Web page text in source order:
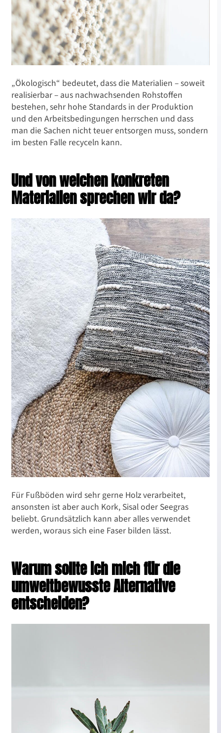
Ökologisch Wohnen für
Anfänger
„Ökologisch“ bedeutet, dass die Materialien – soweit
realisierbar – aus nachwachsenden Rohstoffen
bestehen, sehr hohe Standards in der Produktion
und den Arbeitsbedingungen herrschen und dass
man die Sachen nicht teuer entsorgen muss, sondern
im besten Falle recyceln kann.
Und von welchen konkreten
Materialien sprechen wir da?
Für Fußböden wird sehr gerne Holz verarbeitet,
ansonsten ist aber auch Kork, Sisal oder Seegras
beliebt. Grundsätzlich kann aber alles verwendet
werden, woraus sich eine Faser bilden lässt.
Warum sollte ich mich für die
umweltbewusste Alternative
entscheiden?